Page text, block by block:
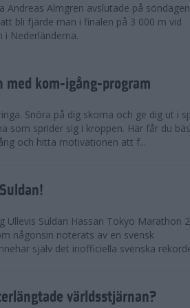
Andreas Almgren avslutade på söndagen
bli fjärde man i finalen på 3 000 m vid
i Nederländerna.
med kom-igång-program
Snöra på dig skorna och ge dig ut i
som sprider sig i kroppen. Här får du
och hitta motivationen att f...
Ullevis Suldan Hassan Tokyo Marathon
någonsin noterats av en svensk
själv det inofficiella svenska
världsstjärnan?